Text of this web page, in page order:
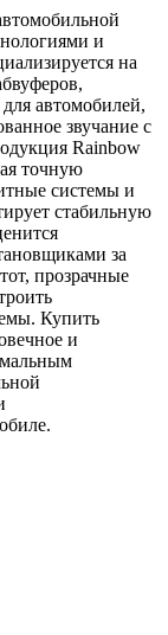
и
на
автомобилей,
звучание с
Rainbow
точную
системы и
стабильную
за
прозрачные
Купить
и